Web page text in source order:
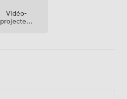
Vidéo-
projecteur